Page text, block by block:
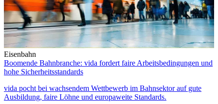
Eisenbahn
Boomende Bahnbranche: vida fordert faire Arbeitsbedingungen und
hohe Sicherheitsstandards
vida pocht bei wachsendem Wettbewerb im Bahnsektor auf gute
Ausbildung, faire Löhne und europaweite Standards.